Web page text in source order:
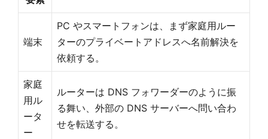
端末
PC やスマートフォンは、まず家庭用ルー
ターのプライベートアドレスへ名前解決を
依頼する。
家庭
用ル
ータ
ー
ルーターは DNS フォワーダーのように振
る舞い、外部の DNS サーバーへ問い合わ
せを転送する。